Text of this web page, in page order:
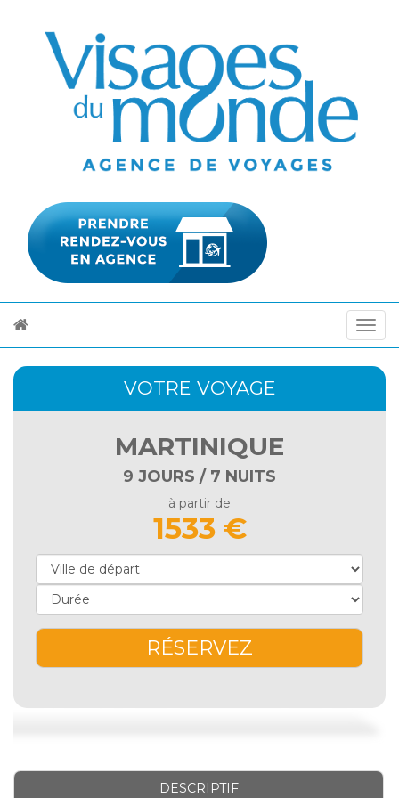
VOTRE VOYAGE
MARTINIQUE
9 JOURS / 7 NUITS
à partir de
1533 €
RÉSERVEZ
DESCRIPTIF